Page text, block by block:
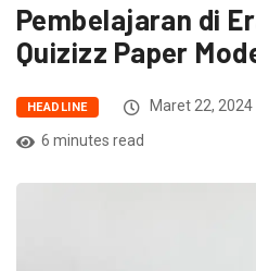
Pembelajaran di
Quizizz Paper
HEADLINE Maret 22, 2024
6 minutes read